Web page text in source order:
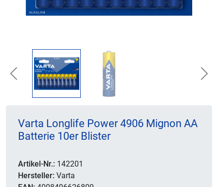
Previous
Varta Longlife Power 4906 Mignon AA
Batterie 10er Blister
Artikel-Nr.: 142201
Hersteller: Varta